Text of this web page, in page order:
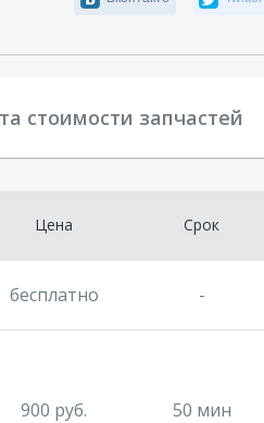
стоимости запчастей
Цена Срок
бесплатно -
900 руб. 50 мин